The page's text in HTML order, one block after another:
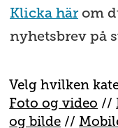
Klicka härom
nyhetsbrev på
Velg hvilken
Foto og video //
og bilde //